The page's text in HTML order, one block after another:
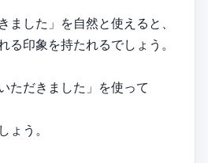
ました」を自然と使えると、
る印象を持たれるでしょう。
ただきました」を使って
ょう。